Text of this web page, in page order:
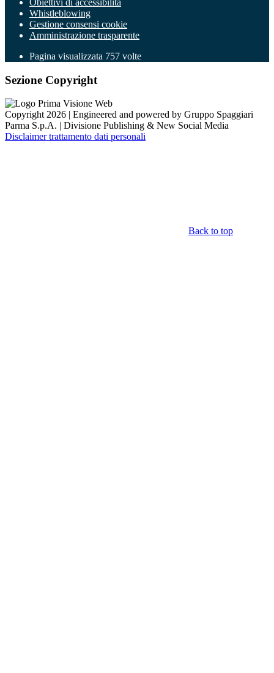
Obiettivi di accessibilità
Whistleblowing
Gestione consensi cookie
Amministrazione trasparente
Pagina visualizzata 757 volte
Sezione Copyright
Copyright 2026 | Engineered and powered by Gruppo Spaggiari
Parma S.p.A. | Divisione Publishing & New Social Media
Disclaimer trattamento dati personali
Back to top